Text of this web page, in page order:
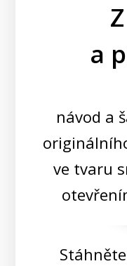
a
návod a
ve tvaru